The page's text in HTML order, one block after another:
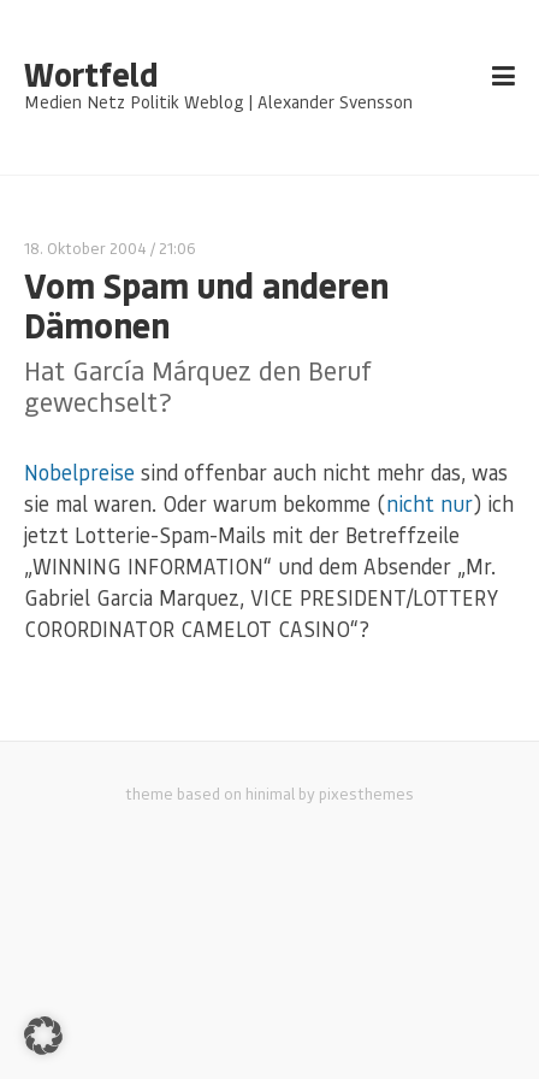
Wortfeld
Medien Netz Politik Weblog | Alexander Svensson
18. Oktober 2004 / 21:06
Vom Spam und anderen
Dämonen
Hat García Márquez den Beruf
gewechselt?
Nobelpreise sind offenbar auch nicht mehr das, was
sie mal waren. Oder warum bekomme (nicht nur) ich
jetzt Lotterie-Spam-Mails mit der Betreffzeile
„WINNING INFORMATION“ und dem Absender „Mr.
Gabriel Garcia Marquez, VICE PRESIDENT/LOTTERY
CORORDINATOR CAMELOT CASINO“?
theme based on hinimal by pixesthemes